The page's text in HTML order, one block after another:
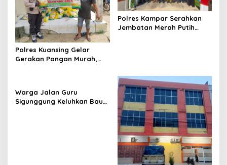
Polres Kuansing Gelar
Gerakan Pangan Murah,
Polres Kampar Serahkan
Jembatan Merah Putih
Warga Jalan Guru
Sigunggung Keluhkan Bau